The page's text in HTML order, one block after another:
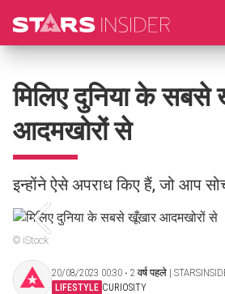
मिलिए दुनिया के सबसे
आदमखोरों से
इन्होंने ऐसे अपराध किए हैं, जो आप
© iStock
20/08/2023 00:30 ‧ 2 वर्ष पहले |
LIFESTYLE CURIOSITY